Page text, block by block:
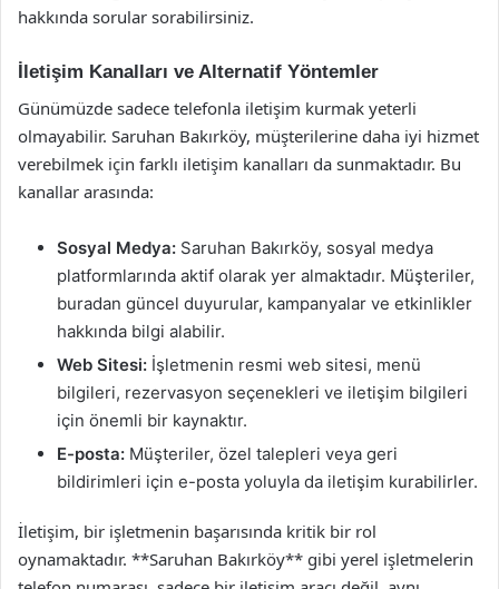
hakkında sorular sorabilirsiniz.
İletişim Kanalları ve Alternatif Yöntemler
Günümüzde sadece telefonla iletişim kurmak yeterli
olmayabilir. Saruhan Bakırköy, müşterilerine daha iyi hizmet
verebilmek için farklı iletişim kanalları da sunmaktadır. Bu
kanallar arasında:
Sosyal Medya: Saruhan Bakırköy, sosyal medya
platformlarında aktif olarak yer almaktadır. Müşteriler,
buradan güncel duyurular, kampanyalar ve etkinlikler
hakkında bilgi alabilir.
Web Sitesi: İşletmenin resmi web sitesi, menü
bilgileri, rezervasyon seçenekleri ve iletişim bilgileri
için önemli bir kaynaktır.
E-posta: Müşteriler, özel talepleri veya geri
bildirimleri için e-posta yoluyla da iletişim kurabilirler.
İletişim, bir işletmenin başarısında kritik bir rol
oynamaktadır. **Saruhan Bakırköy** gibi yerel işletmelerin